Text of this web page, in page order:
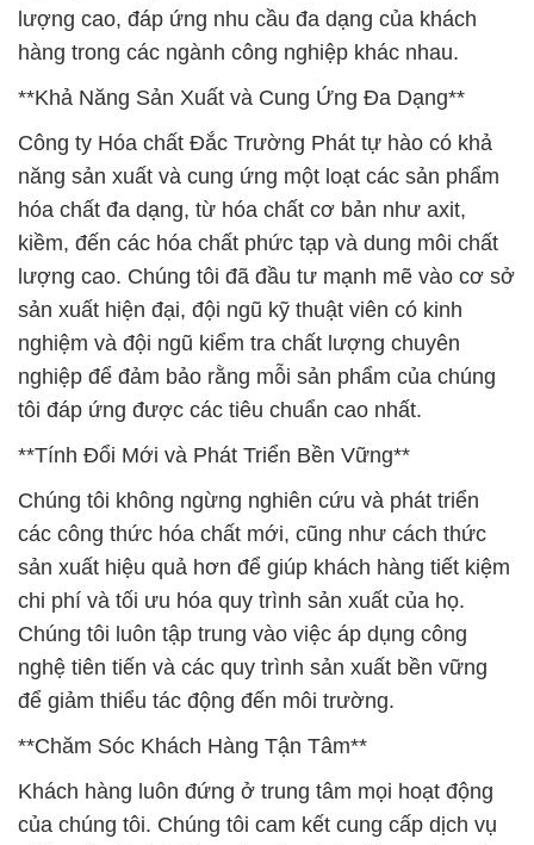
lượng cao, đáp ứng nhu cầu đa dạng của khách
hàng trong các ngành công nghiệp khác nhau.
**Khả Năng Sản Xuất và Cung Ứng Đa Dạng**
Công ty Hóa chất Đắc Trường Phát tự hào có khả
năng sản xuất và cung ứng một loạt các sản phẩm
hóa chất đa dạng, từ hóa chất cơ bản như axit,
kiềm, đến các hóa chất phức tạp và dung môi chất
lượng cao. Chúng tôi đã đầu tư mạnh mẽ vào cơ sở
sản xuất hiện đại, đội ngũ kỹ thuật viên có kinh
nghiệm và đội ngũ kiểm tra chất lượng chuyên
nghiệp để đảm bảo rằng mỗi sản phẩm của chúng
tôi đáp ứng được các tiêu chuẩn cao nhất.
**Tính Đổi Mới và Phát Triển Bền Vững**
Chúng tôi không ngừng nghiên cứu và phát triển
các công thức hóa chất mới, cũng như cách thức
sản xuất hiệu quả hơn để giúp khách hàng tiết kiệm
chi phí và tối ưu hóa quy trình sản xuất của họ.
Chúng tôi luôn tập trung vào việc áp dụng công
nghệ tiên tiến và các quy trình sản xuất bền vững
để giảm thiểu tác động đến môi trường.
**Chăm Sóc Khách Hàng Tận Tâm**
Khách hàng luôn đứng ở trung tâm mọi hoạt động
của chúng tôi. Chúng tôi cam kết cung cấp dịch vụ